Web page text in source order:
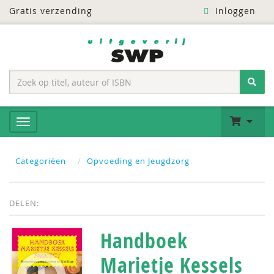
Gratis verzending Inloggen
Categoriëen Opvoeding en Jeugdzorg
DELEN:
Handboek
Marietje Kessels